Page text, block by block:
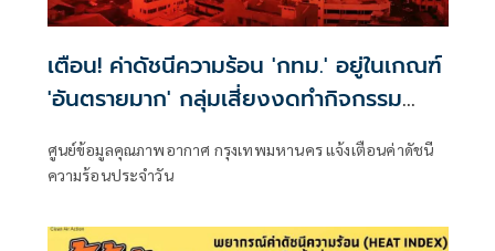
เตือน! ค่าดัชนีความร้อน 'กทม.' อยู่ในเกณฑ์
'อันตรายมาก' กลุ่มเสี่ยงงดทำกิจกรรม
ศูนย์ข้อมูลคุณภาพอากาศ กรุงเทพมหานคร แจ้งเตือนค่าดัชนี
ความร้อนประจำวัน